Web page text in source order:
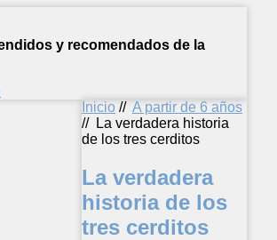
y recomendados de la
Inicio // A partir de 6 años
// La verdadera historia
de los tres cerditos
La verdadera
historia de los
tres cerditos